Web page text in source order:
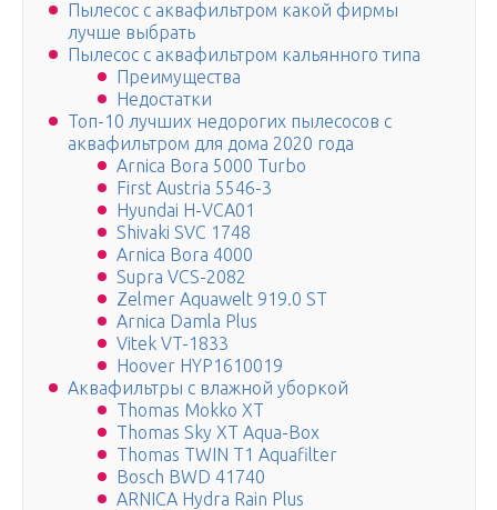
Пылесос с аквафильтром какой фирмы
лучше выбрать
Пылесос с аквафильтром кальянного типа
Преимущества
Недостатки
Топ-10 лучших недорогих пылесосов с
аквафильтром для дома 2020 года
Arnica Bora 5000 Turbo
First Austria 5546-3
Hyundai H-VCA01
Shivaki SVC 1748
Arnica Bora 4000
Supra VCS-2082
Zelmer Aquawelt 919.0 ST
Arnica Damla Plus
Vitek VT-1833
Hoover HYP1610019
Аквафильтры с влажной уборкой
Thomas Mokko XT
Thomas Sky XT Aqua-Box
Thomas TWIN T1 Aquafilter
Bosch BWD 41740
ARNICA Hydra Rain Plus